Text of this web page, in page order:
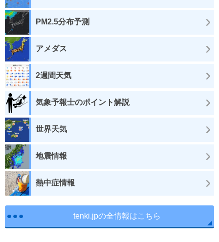
PM2.5分布予測
アメダス
2週間天気
気象予報士のポイント解説
世界天気
地震情報
熱中症情報
tenki.jpの全情報はこちら